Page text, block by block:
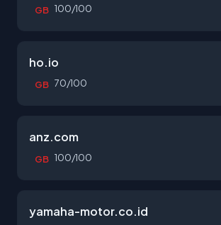
GB 100/100
ho.io
GB 70/100
anz.com
GB 100/100
yamaha-motor.co.id